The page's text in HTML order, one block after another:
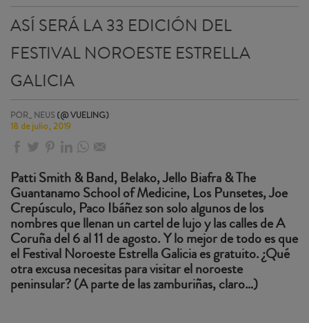
ASÍ SERÁ LA 33 EDICIÓN DEL
FESTIVAL NOROESTE ESTRELLA
GALICIA
POR_ NEUS (@ VUELING)
18 de julio, 2019
Patti Smith & Band, Belako, Jello Biafra & The
Guantanamo School of Medicine, Los Punsetes, Joe
Crepúsculo, Paco Ibáñez son solo algunos de los
nombres que llenan un cartel de lujo y las calles de A
Coruña del 6 al 11 de agosto. Y lo mejor de todo es que
el Festival Noroeste Estrella Galicia es gratuito. ¿Qué
otra excusa necesitas para visitar el noroeste
peninsular? (A parte de las zamburiñas, claro…)